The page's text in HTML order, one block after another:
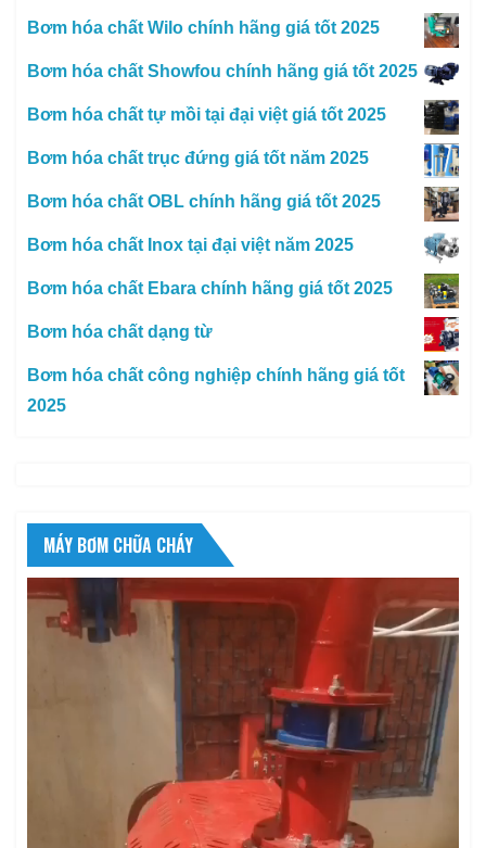
Bơm hóa chất Wilo chính hãng giá tốt 2025
Bơm hóa chất Showfou chính hãng giá tốt 2025
Bơm hóa chất tự mồi tại đại việt giá tốt 2025
Bơm hóa chất trục đứng giá tốt năm 2025
Bơm hóa chất OBL chính hãng giá tốt 2025
Bơm hóa chất Inox tại đại việt năm 2025
Bơm hóa chất Ebara chính hãng giá tốt 2025
Bơm hóa chất dạng từ
Bơm hóa chất công nghiệp chính hãng giá tốt
2025
MÁY BƠM CHỮA CHÁY
Trình
chơi